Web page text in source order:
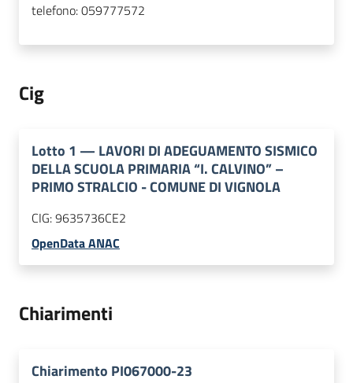
telefono:059777572
Cig
Lotto 1 — LAVORI DI ADEGUAMENTO SISMICO
DELLA SCUOLA PRIMARIA “I. CALVINO” –
PRIMO STRALCIO - COMUNE DI VIGNOLA
CIG:9635736CE2
OpenData ANAC
Chiarimenti
Chiarimento PI067000-23